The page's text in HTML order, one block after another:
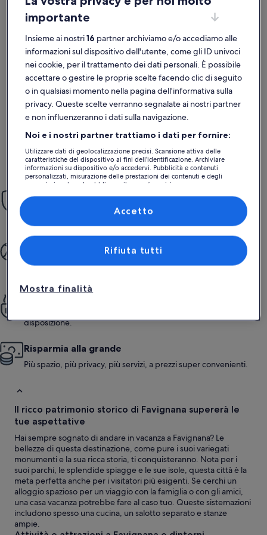
Maggiori informazioni su App SELINUNTE: stile
App. SELINUNTE - FAVIGNANA
10 su 10
Eccezionale
eccezionale
(1
recensione)
Host professionale attento e molto cordiale con grande
attenzione all'ospite e alla cura di ogni dettaglio .
L'appartamento Selinunte è curatissimo e molto pulito
,silenzioso e perfetto in ogni dettaglio ...Antonino sempre
pronto a intervenire ad ogni richiesta con grande simpatia e
competenza! Consigliatissimo e Favignana è super!!
Data soggiorno giu 2023
Maggiori
1010 su 10
it has
and very
La nostra Garanzia Prenotazione Sicura offre supporto 24 ore su
Scegli il meglio
Regalati un viaggio senza problemi, dalla prenotazione al
Vivi il comfort di una casa
disposizione.
Risparmia alla grande
Più spazio, più privacy, più servizi, a prezzi super convenienti.
Il ricco patrimonio storico di Favignana supererà le
tue aspettative
Hai sempre sognato di andare in vacanza a Favignana? Le
bellezze di questa destinazione, come pure i suoi variegati
monumenti e la sua ricca storia, ti conquisteranno. Nota per i
suoi parchi, le splendide spiagge e le sue isole, questa città è la
meta perfetta anche per i visitatori più esigenti. Se cerchi un
alloggio spazioso per un viaggio con la famiglia o con gli amici,
una casa vacanza potrebbe fare al caso tuo. Queste sistemazioni
includono spesso una cucina, un salotto separato e stanze
ampie.
importante
Insieme ai nostri16 partner archiviamo e/o accediamo alle
informazioni sul dispositivo dell'utente, come gli ID univoci
nei cookie, per il trattamento dei dati personali. È possibile
accettare o gestire le proprie scelte facendo clic di seguito
o in qualsiasi momento nella pagina dell'informativa sulla
privacy. Queste scelte verranno segnalate ai nostri partner
e non influenzeranno i dati sulla navigazione.
Noi e i nostri partner trattiamo i dati per fornire:
Utilizzare dati di geolocalizzazione precisi. Scansione attiva delle
caratteristiche del dispositivo ai fini dell’identificazione. Archiviare
informazioni su dispositivo e/o accedervi. Pubblicità e contenuti
personalizzati, misurazione delle prestazioni dei contenuti e degli
annunci, ricerche sul pubblico, sviluppo di servizi.
Elenco dei partner (fornitori)
Mostra finalità
Rifiuta tutti
Accetto